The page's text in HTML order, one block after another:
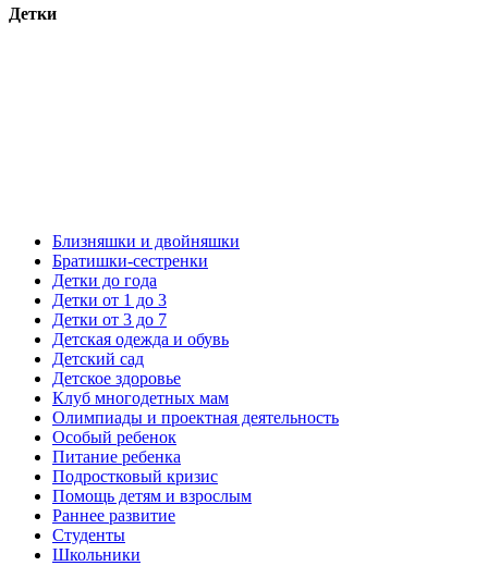
Детки
Близняшки и двойняшки
Братишки-сестренки
Детки до года
Детки от 1 до 3
Детки от 3 до 7
Детская одежда и обувь
Детский сад
Детское здоровье
Клуб многодетных мам
Олимпиады и проектная деятельность
Особый ребенок
Питание ребенка
Подростковый кризис
Помощь детям и взрослым
Раннее развитие
Студенты
Школьники